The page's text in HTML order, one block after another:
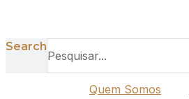
Search
Quem Somos